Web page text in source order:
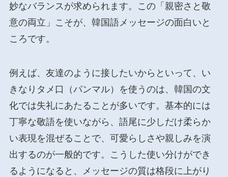
妙なバランスが求められます。この「親密さと敬
意の両立」こそが、韓国語メッセージの面白いと
ころです。
例えば、友達のように接したいからといって、い
きなりタメ口（パンマル）を使うのは、韓国の文
化では失礼にあたることが多いです。基本的には
丁寧な敬語を使いながら、語尾に少しだけ柔らか
い表現を混ぜることで、可愛らしさや親しみを演
出するのが一般的です。こうした使い分けができ
るようになると、メッセージの質は格段に上がり